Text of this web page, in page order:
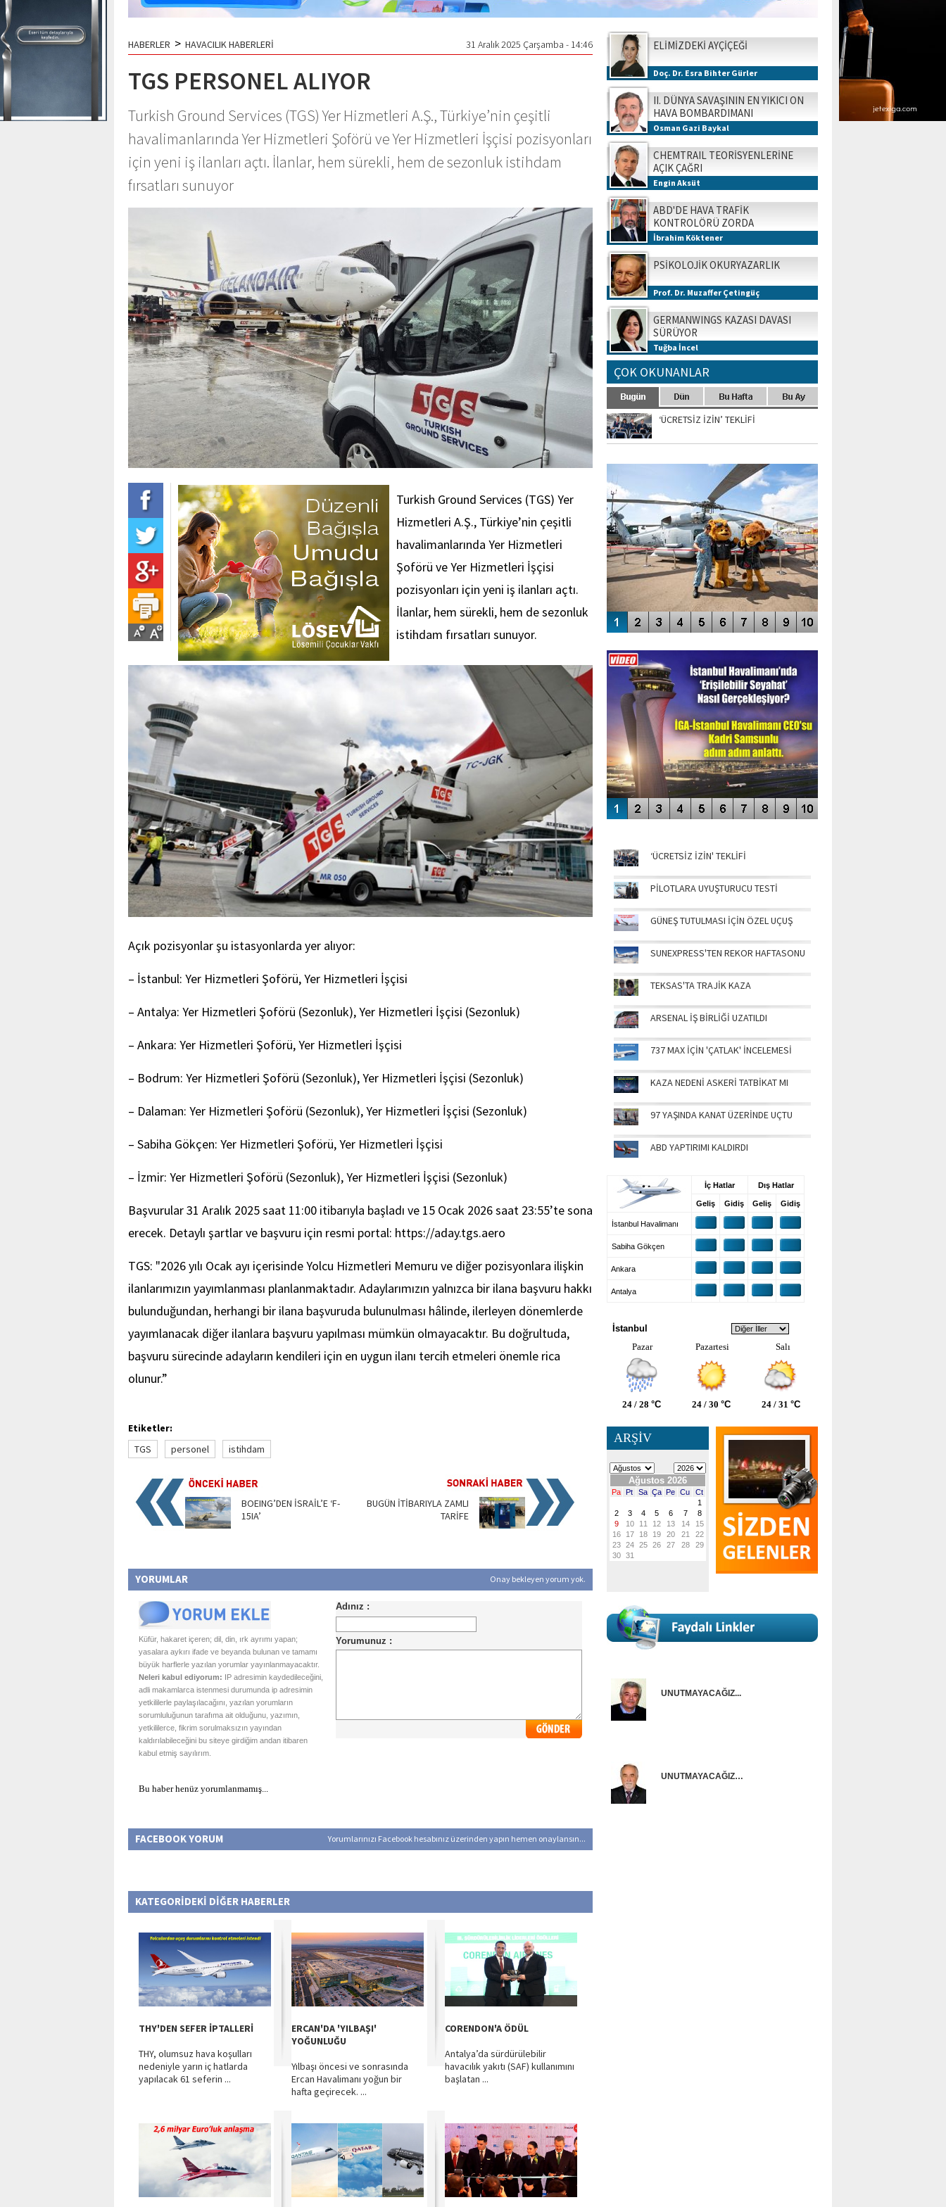
HABERLER > HAVACILIK HABERLERİ 31 Aralık 2025 Çarşamba - 14:46
TGS PERSONEL ALIYOR
Turkish Ground Services (TGS) Yer Hizmetleri A.Ş., Türkiye’nin çeşitli
havalimanlarında Yer Hizmetleri Şoförü ve Yer Hizmetleri İşçisi pozisyonları
için yeni iş ilanları açtı. İlanlar, hem sürekli, hem de sezonluk istihdam
fırsatları sunuyor
Turkish Ground Services (TGS) Yer
Hizmetleri A.Ş., Türkiye’nin çeşitli
havalimanlarında Yer Hizmetleri
Şoförü ve Yer Hizmetleri İşçisi
pozisyonları için yeni iş ilanları açtı.
İlanlar, hem sürekli, hem de sezonluk
istihdam fırsatları sunuyor.
Açık pozisyonlar şu istasyonlarda yer alıyor:
– İstanbul: Yer Hizmetleri Şoförü, Yer Hizmetleri İşçisi
– Antalya: Yer Hizmetleri Şoförü (Sezonluk), Yer Hizmetleri İşçisi (Sezonluk)
– Ankara: Yer Hizmetleri Şoförü, Yer Hizmetleri İşçisi
– Bodrum: Yer Hizmetleri Şoförü (Sezonluk), Yer Hizmetleri İşçisi (Sezonluk)
– Dalaman: Yer Hizmetleri Şoförü (Sezonluk), Yer Hizmetleri İşçisi (Sezonluk)
– Sabiha Gökçen: Yer Hizmetleri Şoförü, Yer Hizmetleri İşçisi
– İzmir: Yer Hizmetleri Şoförü (Sezonluk), Yer Hizmetleri İşçisi (Sezonluk)
Başvurular 31 Aralık 2025 saat 11:00 itibarıyla başladı ve 15 Ocak 2026 saat 23:55’te sona
erecek. Detaylı şartlar ve başvuru için resmi portal: https://aday.tgs.aero
TGS: "2026 yılı Ocak ayı içerisinde Yolcu Hizmetleri Memuru ve diğer pozisyonlara ilişkin
ilanlarımızın yayımlanması planlanmaktadır. Adaylarımızın yalnızca bir ilana başvuru hakkı
bulunduğundan, herhangi bir ilana başvuruda bulunulması hâlinde, ilerleyen dönemlerde
yayımlanacak diğer ilanlara başvuru yapılması mümkün olmayacaktır. Bu doğrultuda,
başvuru sürecinde adayların kendileri için en uygun ilanı tercih etmeleri önemle rica
olunur.”
Etiketler:
TGS
personel istihdam
BOEING’DEN İSRAİL’E ‘F-
15IA’
BUGÜN İTİBARIYLA ZAMLI
TARİFE
YORUMLAR Onay bekleyen yorum yok.
Küfür, hakaret içeren; dil, din, ırk ayrımı yapan;
yasalara aykırı ifade ve beyanda bulunan ve tamamı
büyük harflerle yazılan yorumlar yayınlanmayacaktır.
Neleri kabul ediyorum: IP adresimin kaydedileceğini,
adli makamlarca istenmesi durumunda ip adresimin
yetkililerle paylaşılacağını, yazılan yorumların
sorumluluğunun tarafıma ait olduğunu, yazımın,
yetkililerce, fikrim sorulmaksızın yayından
kaldırılabileceğini bu siteye girdiğim andan itibaren
kabul etmiş sayılırım.
Bu haber henüz yorumlanmamış...
FACEBOOK YORUM Yorumlarınızı Facebook hesabınız üzerinden yapın hemen onaylansın...
KATEGORİDEKİ DİĞER HABERLER
THY'DEN SEFER İPTALLERİ
THY, olumsuz hava koşulları
nedeniyle yarın iç hatlarda
yapılacak 61 seferin ...
ERCAN'DA 'YILBAŞI'
YOĞUNLUĞU
Yılbaşı öncesi ve sonrasında
Ercan Havalimanı yoğun bir
hafta geçirecek. ...
CORENDON'A ÖDÜL
Antalya’da sürdürülebilir
havacılık yakıtı (SAF) kullanımını
başlatan ...
ELİMİZDEKİ AYÇİÇEĞİ
Doç. Dr. Esra Bihter Gürler
II. DÜNYA SAVAŞININ EN YIKICI ON
HAVA BOMBARDIMANI
Osman Gazi Baykal
CHEMTRAIL TEORİSYENLERİNE
AÇIK ÇAĞRI
Engin Aksüt
ABD'DE HAVA TRAFİK
KONTROLÖRÜ ZORDA
İbrahim Köktener
PSİKOLOJİK OKURYAZARLIK
Prof. Dr. Muzaffer Çetingüç
GERMANWINGS KAZASI DAVASI
SÜRÜYOR
Tuğba İncel
ÇOK OKUNANLAR
‘ÜCRETSİZ İZİN’ TEKLİFİ
SİNGAPUR AIRSHOW-2020
ENGELLERİN AŞILDIĞI HAVALİMANI
‘ÜCRETSİZ İZİN' TEKLİFİ
PİLOTLARA UYUŞTURUCU TESTİ
GÜNEŞ TUTULMASI İÇİN ÖZEL UÇUŞ
SUNEXPRESS'TEN REKOR HAFTASONU
TEKSAS'TA TRAJİK KAZA
ARSENAL İŞ BİRLİĞİ UZATILDI
737 MAX İÇİN 'ÇATLAK' İNCELEMESİ
KAZA NEDENİ ASKERİ TATBİKAT MI
97 YAŞINDA KANAT ÜZERİNDE UÇTU
ABD YAPTIRIMI KALDIRDI
İç Hatlar Dış Hatlar
Geliş Gidiş Geliş Gidiş
İstanbul Havalimanı
Sabiha Gökçen
Ankara
Antalya
İstanbul
Pazar
Pazartesi Salı
24 / 28 °C 24 / 30 °C 24 / 31 °C
ARŞİV
UNUTMAYACAĞIZ...
UNUTMAYACAĞIZ…